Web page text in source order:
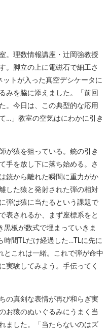
。理数情報講座・辻岡強教授
。脚立の上に電磁石で細工さ
トが入った真空デシケータに
みを脇に添えました。「前回
。今日は、この典型的な応用
…」教室の空気はにわかに引き
が猿を狙っている。銃の引き
手を放し下に落ち始める。さ
銃から離れた瞬間に重力がか
した猿と発射された弾の相対
弾は猿に当たるという課題で
表されるか、まず座標系をと
板が数式で埋まっていきま
間TLだけ経過した…TLに先に
これは一緒。これで弾が命中
実験してみよう。手伝ってく
の真剣な表情が再び和らぎ実
お猿のぬいぐるみにうまく当
ました。「当たらないのはズ